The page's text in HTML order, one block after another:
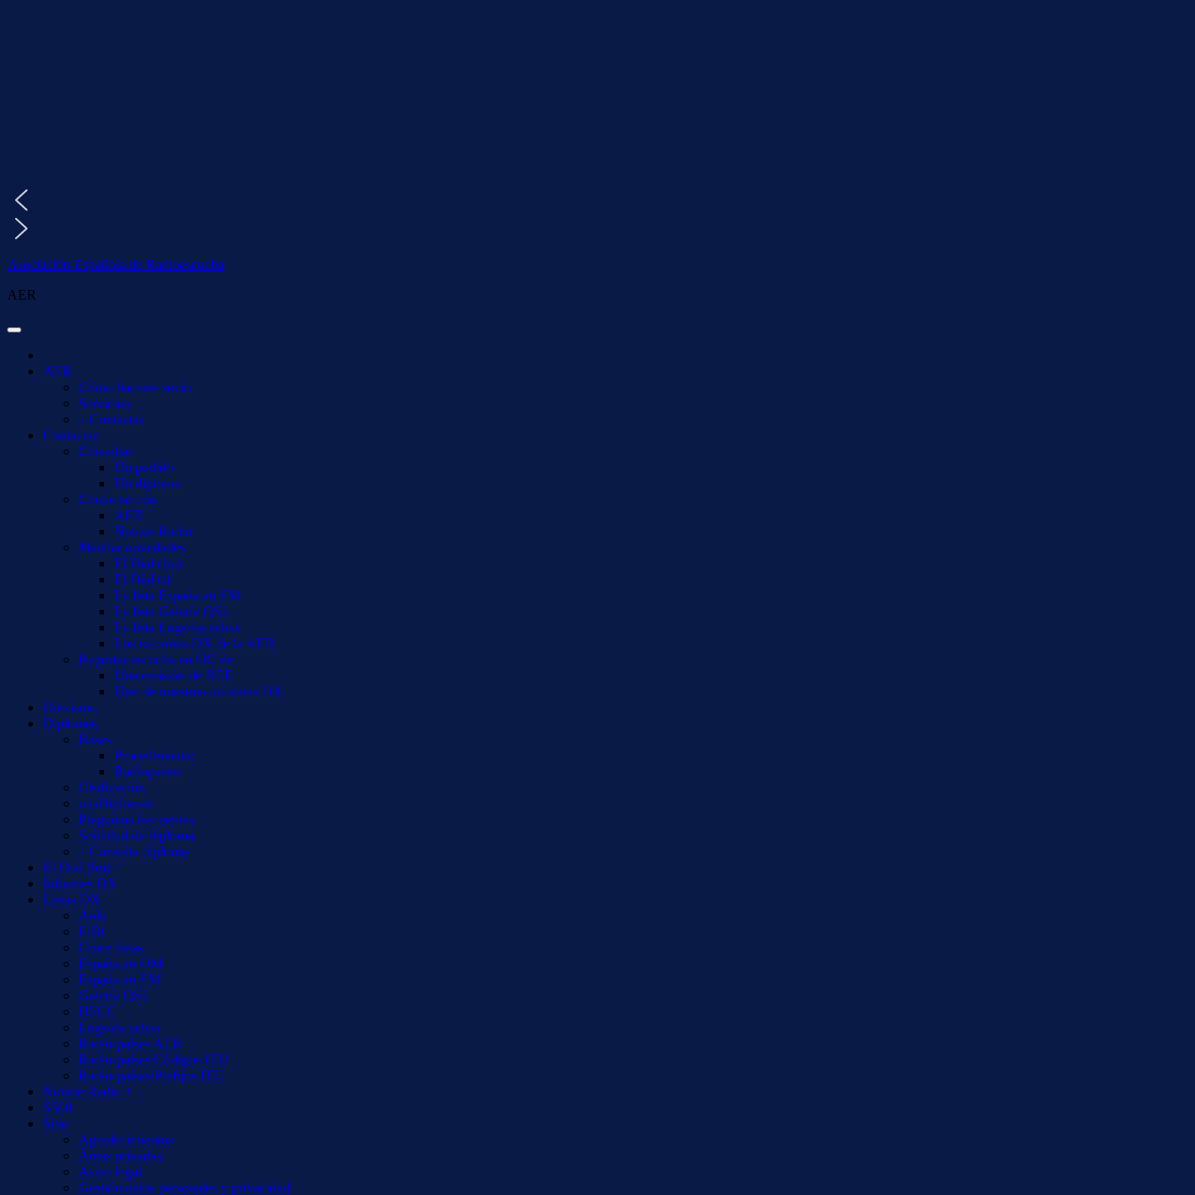
Asociación Española de Radioescucha
AER
AER
Cómo hacerse socio
Servicios
– Contactar
Contactar
Consultar
Un pedido
Un diploma
Contactar con
AER
Notizie Radio
Mandar novedades
El Dial (fm)
El Dial (i)
La lista España en FM
La lista Galería QSL
La lista Logs/escuchas
Los informes DX de la AER
Reportar escucha en OC de
Una emisión de REE
Uno de nuestros informes DX
Diexismo
Diplomas
Bases
Procedimiento
Radiopaíses
Clsificación
misDiplomas
Preguntas frecuentes
Solicitud de diploma
– Consulta diploma
El Dial (fm) +
Informes DX
Listas DX
Aoki
EiBi
Cruce listas
España en OM
España en FM
Galería QSL
HFCC
Logs/escuchas
Radio-países AER
Radio-países/Códigos ITU
Radio-países/Prefijos ITU
Notizie Radio +
S500
Sitio
Agradecimientos
Áreas privadas
Aviso legal
Gestión datos personales y privacidad